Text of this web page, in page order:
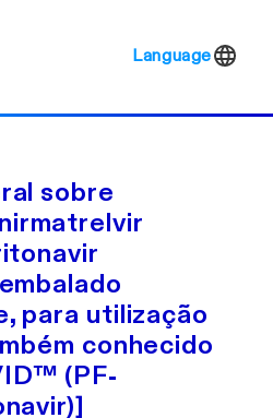
Language
sobre
para utilização
conhecido
(PF-